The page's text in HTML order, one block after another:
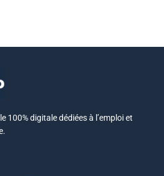
100% digitale dédiées à l’emploi et